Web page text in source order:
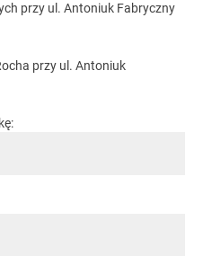
przy ul. Antoniuk Fabryczny
przy ul. Antoniuk